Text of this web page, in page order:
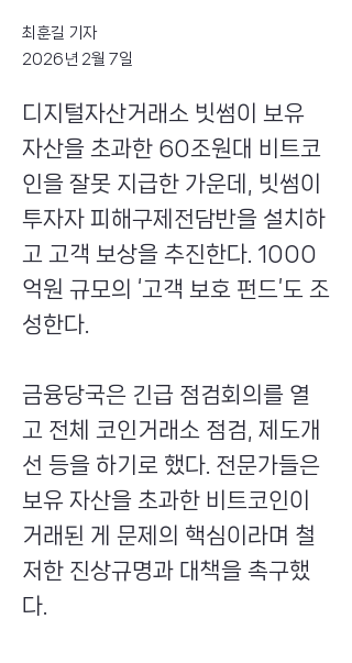
최훈길 기자
2026년 2월 7일
디지털자산거래소 빗썸이 보유
자산을 초과한 60조원대 비트코
인을 잘못 지급한 가운데, 빗썸이
투자자 피해구제전담반을 설치하
고 고객 보상을 추진한다. 1000
억원 규모의 ‘고객 보호 펀드’도 조
성한다.
금융당국은 긴급 점검회의를 열
고 전체 코인거래소 점검, 제도개
선 등을 하기로 했다. 전문가들은
보유 자산을 초과한 비트코인이
거래된 게 문제의 핵심이라며 철
저한 진상규명과 대책을 촉구했
다.